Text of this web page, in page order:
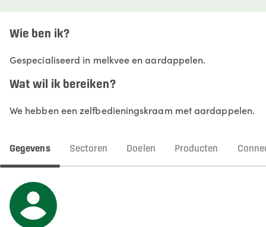
Wie ben ik?
Gespecialiseerd in melkvee en aardappelen.
Wat wil ik bereiken?
We hebben een zelfbedieningskraam met aardappelen.
Gegevens Sectoren Doelen Producten